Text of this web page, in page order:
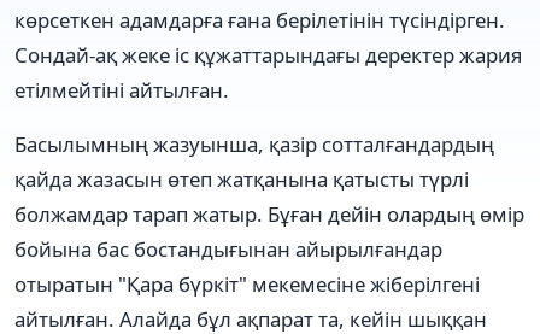
көрсеткен адамдарға ғана берілетінін түсіндірген.
Сондай-ақ жеке іс құжаттарындағы деректер жария
етілмейтіні айтылған.
Басылымның жазуынша, қазір сотталғандардың
қайда жазасын өтеп жатқанына қатысты түрлі
болжамдар тарап жатыр. Бұған дейін олардың өмір
бойына бас бостандығынан айырылғандар
отыратын "Қара бүркіт" мекемесіне жіберілгені
айтылған. Алайда бұл ақпарат та, кейін шыққан